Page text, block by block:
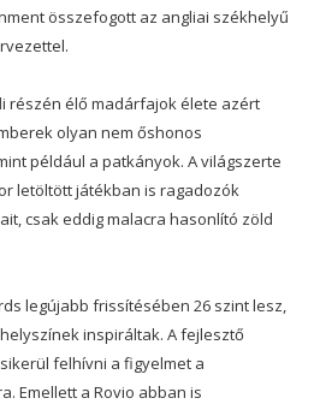
összefogott az angliai székhelyű
részén élő madárfajok élete azért
olyan nem őshonos
például a patkányok. A világszerte
letöltött játékban is ragadozók
csak eddig malacra hasonlító zöld
legújabb frissítésében 26 szint lesz,
inspiráltak. A fejlesztő
felhívni a figyelmet a
Emellett a Rovio abban is